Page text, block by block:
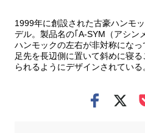
1999年に創設された古豪ハンモ
デル。製品名の｢A-SYM（アシン
ハンモックの左右が非対称にな
足先を長辺側に置いて斜めに寝
られるようにデザインされている